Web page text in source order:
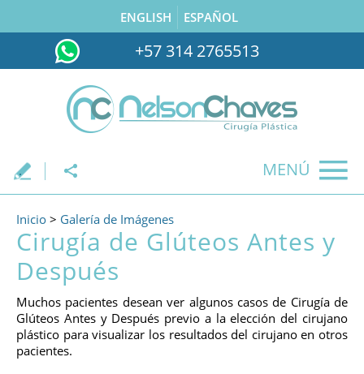
ENGLISH ESPAÑOL
+57 314 2765513
. MENÚ
Inicio > Galería de Imágenes
Cirugía de Glúteos Antes y
Después
Muchos pacientes desean ver algunos casos de Cirugía de
Glúteos Antes y Después previo a la elección del cirujano
plástico para visualizar los resultados del cirujano en otros
pacientes.